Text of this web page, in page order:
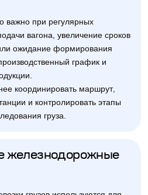
важно при регулярных
вагона, увеличение сроков
ожидание формирования
график и
координировать маршрут,
и контролировать этапы
груза.
железнодорожные